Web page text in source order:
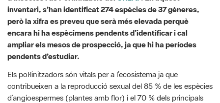
ampliar els mesos de prospecció, ja que hi ha períodes
pendents d’estudiar.
Els pol·linitzadors són vitals per a l’ecosistema ja que
contribueixen a la reproducció sexual del 85 % de les espècies
d’angioespermes (plantes amb flor) i el 70 % dels principals
cultius agrícoles depenen de la pol·linització animal. Per tant,
fan una funció cabdal en la producció agrícola i la nutrició
humana.